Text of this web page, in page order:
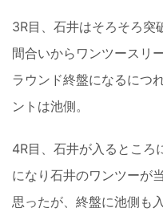
3R目、石井はそろそろ突
間合いからワンツースリ
ラウンド終盤になるにつ
ントは池側。
4R目、石井が入るところ
になり石井のワンツーが
思ったが、終盤に池側も